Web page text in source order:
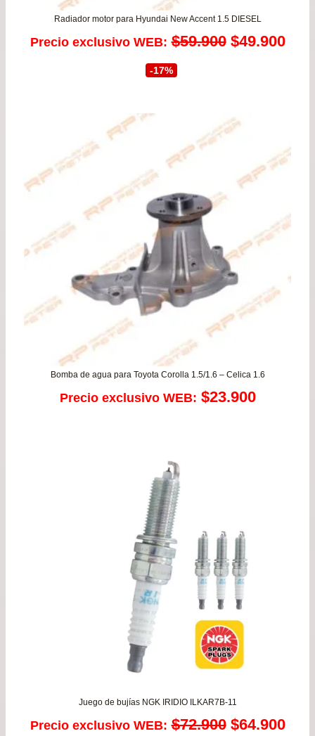
Radiador motor para Hyundai New Accent 1.5 DIESEL
Precio exclusivo WEB: $59.900 El
era:
$59.900.
$49.900El
-17%
Bomba de agua para Toyota Corolla 1.5/1.6 – Celica 1.6
Precio exclusivo WEB: $23.900
Juego de bujías NGK IRIDIO ILKAR7B-11
Precio exclusivo WEB: $72.900 El
$64.900El